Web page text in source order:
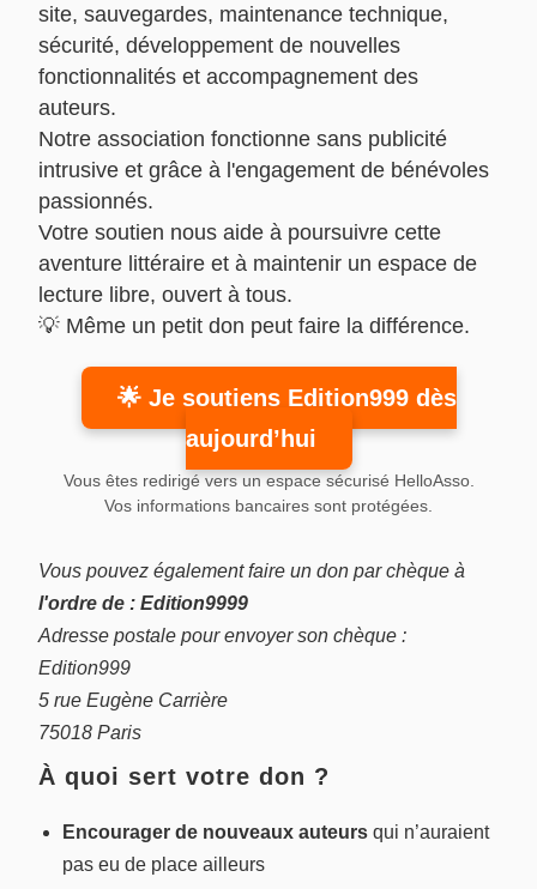
site, sauvegardes, maintenance technique,
sécurité, développement de nouvelles
fonctionnalités et accompagnement des
auteurs.
Notre association fonctionne sans publicité
intrusive et grâce à l'engagement de bénévoles
passionnés.
Votre soutien nous aide à poursuivre cette
aventure littéraire et à maintenir un espace de
lecture libre, ouvert à tous.
💡 Même un petit don peut faire la différence.
🌟 Je soutiens Edition999 dès
aujourd’hui
Vous êtes redirigé vers un espace sécurisé HelloAsso.
Vos informations bancaires sont protégées.
Vous pouvez également faire un don par chèque à
l'ordre de : Edition9999
Adresse postale pour envoyer son chèque :
Edition999
5 rue Eugène Carrière
75018 Paris
À quoi sert votre don ?
Encourager de nouveaux auteurs qui n’auraient
pas eu de place ailleurs